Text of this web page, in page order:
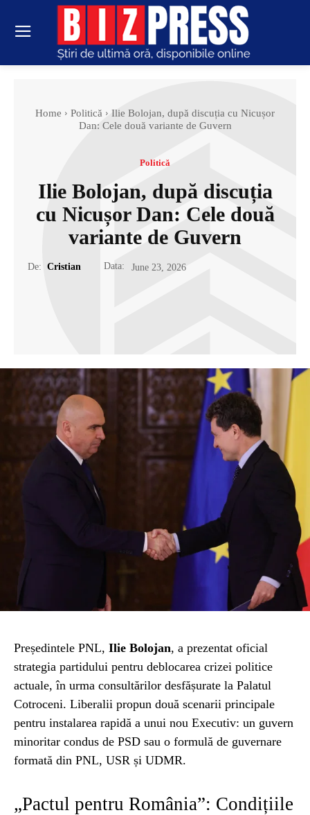
Home Politică
Ilie Bolojan, după discuția cu Nicușor
Dan: Cele două variante de Guvern
Politică
Ilie Bolojan, după discuția
cu Nicușor Dan: Cele două
variante de Guvern
De: Cristian Data: June 23, 2026
Președintele PNL, Ilie Bolojan, a prezentat oficial
strategia partidului pentru deblocarea crizei politice
actuale, în urma consultărilor desfășurate la Palatul
Cotroceni. Liberalii propun două scenarii principale
pentru instalarea rapidă a unui nou Executiv: un guvern
minoritar condus de PSD sau o formulă de guvernare
formată din PNL, USR și UDMR.
„Pactul pentru România”: Condițiile